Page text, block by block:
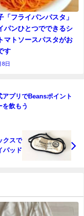
「フライパンパスタ」
パンひとつでできるシ
マトソースパスタがお
す
8日
アプリでBeansポイント
を飲もう
クスで
パッド